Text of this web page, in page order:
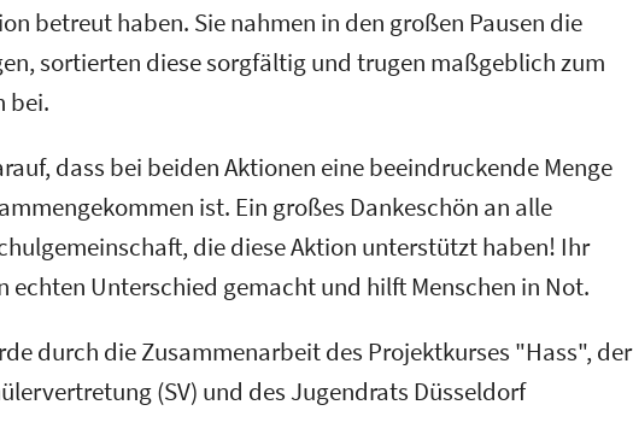
betreut haben. Sie nahmen in den großen Pausen die
sortierten diese sorgfältig und trugen maßgeblich zum
bei.
dass bei beiden Aktionen eine beeindruckende Menge
ist. Ein großes Dankeschön an alle
die diese Aktion unterstützt haben! Ihr
echten Unterschied gemacht und hilft Menschen in Not.
durch die Zusammenarbeit des Projektkurses "Hass", der
(SV) und des Jugendrats Düsseldorf